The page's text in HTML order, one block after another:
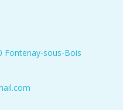
Fontenay-sous-Bois